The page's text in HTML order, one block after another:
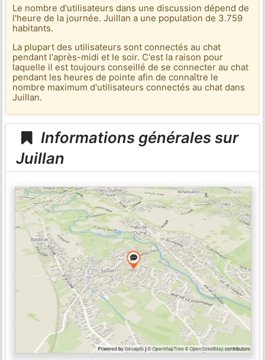
Le nombre d'utilisateurs dans une discussion dépend de
l'heure de la journée. Juillan a une population de 3.759
habitants.
La plupart des utilisateurs sont connectés au chat
pendant l'après-midi et le soir. C'est la raison pour
laquelle il est toujours conseillé de se connecter au chat
pendant les heures de pointe afin de connaître le
nombre maximum d'utilisateurs connectés au chat dans
Juillan.
Informations générales sur
Juillan